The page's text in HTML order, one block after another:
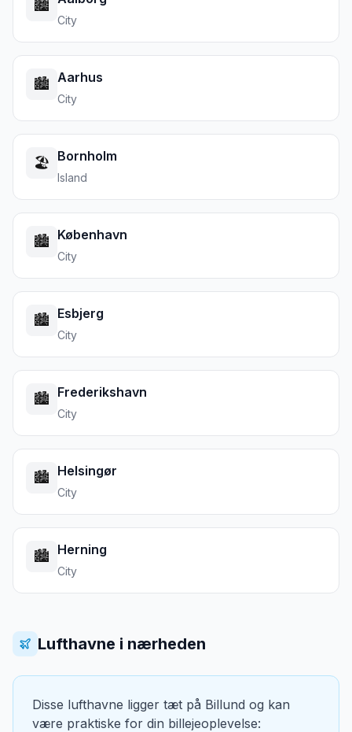
🏙️
City
🏙️ Aarhus
City
🏖️ Bornholm
Island
🏙️ København
City
🏙️ Esbjerg
City
🏙️ Frederikshavn
City
🏙️ Helsingør
City
🏙️ Herning
City
Lufthavne i nærheden
Disse lufthavne ligger tæt på Billund og kan
være praktiske for din billejeoplevelse: